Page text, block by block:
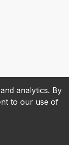
analytics. By
to our use of
reserved.